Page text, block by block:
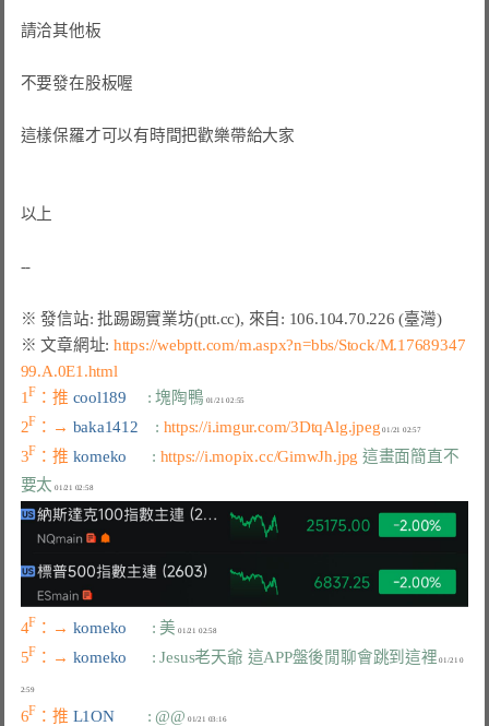
請洽其他板
不要發在股板喔
這樣保羅才可以有時間把歡樂帶給大家
以上
※ 發信站: 批踢踢實業坊(ptt.cc), 來自: 106.104.70.226 (臺灣)
※ 文章網址: https://webptt.com/m.aspx?n=bbs/Stock/M.17689347
99.A.0E1.html
1F ：推 cool189 : 塊陶鴨
2F ：→ baka1412 : https://i.imgur.com/3DtqAlg.jpeg 01/21 02:57
3F ：推 komeko : https://i.mopix.cc/GimwJh.jpg 這畫面簡直不
要太
01/21 02:58
4F ：→ komeko : 美 01/21 02:58
5F ：→ komeko : Jesus老天爺 這APP盤後閒聊會跳到這裡 01/21 0
2:59
6F ：推 L1ON : @@ 01/21 03:16